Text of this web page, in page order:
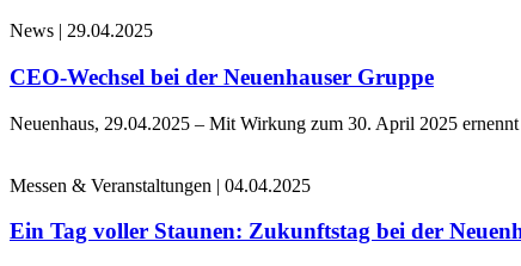
News | 29.04.2025
CEO-Wechsel bei der Neuenhauser Gruppe
Neuenhaus, 29.04.2025 – Mit Wirkung zum 30. April 2025
Messen & Veranstaltungen | 04.04.2025
Ein Tag voller Staunen: Zukunftstag bei der